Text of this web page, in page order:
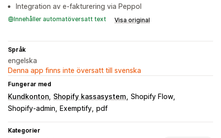
Integration av e-fakturering via Peppol
Innehåller automatöversatt text Visa original
Språk
engelska
Denna app finns inte översatt till svenska
Fungerar med
Kundkonton Shopify kassasystem Shopify Flow
Shopify-admin
Exemptify pdf
Kategorier